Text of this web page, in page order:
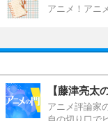
アニメ！アニ
【藤津亮太
アニメ評論家